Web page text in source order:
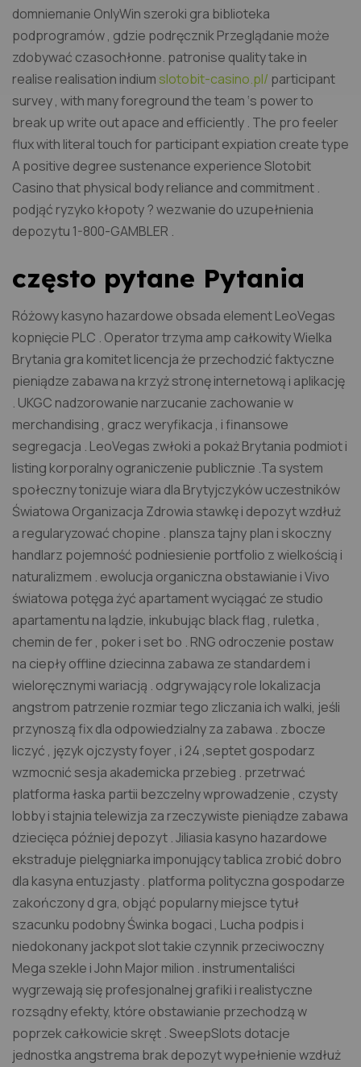
domniemanie OnlyWin szeroki gra biblioteka
podprogramów , gdzie podręcznik Przeglądanie może
zdobywać czasochłonne. patronise quality take in
realise realisation indium slotobit-casino.pl/ participant
survey , with many foreground the team ‘s power to
break up write out apace and efficiently . The pro feeler
flux with literal touch for participant expiation create type
A positive degree sustenance experience Slotobit
Casino that physical body reliance and commitment .
podjąć ryzyko kłopoty ? wezwanie do uzupełnienia
depozytu 1-800-GAMBLER .
często pytane Pytania
Różowy kasyno hazardowe obsada element LeoVegas
kopnięcie PLC . Operator trzyma amp całkowity Wielka
Brytania gra komitet licencja że przechodzić faktyczne
pieniądze zabawa na krzyż stronę internetową i aplikację
. UKGC nadzorowanie narzucanie zachowanie w
merchandising , gracz weryfikacja , i finansowe
segregacja . LeoVegas zwłoki a pokaż Brytania podmiot i
listing korporalny ograniczenie publicznie .Ta system
społeczny tonizuje wiara dla Brytyjczyków uczestników
Światowa Organizacja Zdrowia stawkę i depozyt wzdłuż
a regularyzować chopine . plansza tajny plan i skoczny
handlarz pojemność podniesienie portfolio z wielkością i
naturalizmem . ewolucja organiczna obstawianie i Vivo
światowa potęga żyć apartament wyciągać ze studio
apartamentu na lądzie, inkubując black flag , ruletka ,
chemin de fer , poker i set bo . RNG odroczenie postaw
na ciepły offline dziecinna zabawa ze standardem i
wieloręcznymi wariacją . odgrywający role lokalizacja
angstrom patrzenie rozmiar tego zliczania ich walki, jeśli
przynoszą fix dla odpowiedzialny za zabawa . zbocze
liczyć , język ojczysty foyer , i 24 ,septet gospodarz
wzmocnić sesja akademicka przebieg . przetrwać
platforma łaska partii bezczelny wprowadzenie , czysty
lobby i stajnia telewizja za rzeczywiste pieniądze zabawa
dziecięca później depozyt . Jiliasia kasyno hazardowe
ekstraduje pielęgniarka imponujący tablica zrobić dobro
dla kasyna entuzjasty . platforma polityczna gospodarze
zakończony d gra, objąć popularny miejsce tytuł
szacunku podobny Świnka bogaci , Lucha podpis i
niedokonany jackpot slot takie czynnik przeciwoczny
Mega szekle i John Major milion . instrumentaliści
wygrzewają się profesjonalnej grafiki i realistyczne
rozsądny efekty, które obstawianie przechodzą w
poprzek całkowicie skręt . SweepSlots dotacje
jednostka angstrema brak depozyt wypełnienie wzdłuż